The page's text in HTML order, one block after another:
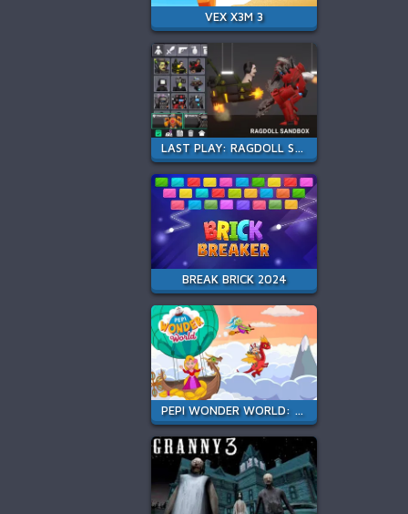
VEX X3M 3
LAST PLAY: RAGDOLL SANDBOX
BREAK BRICK 2024
PEPI WONDER WORLD: MAGIC ISLE!